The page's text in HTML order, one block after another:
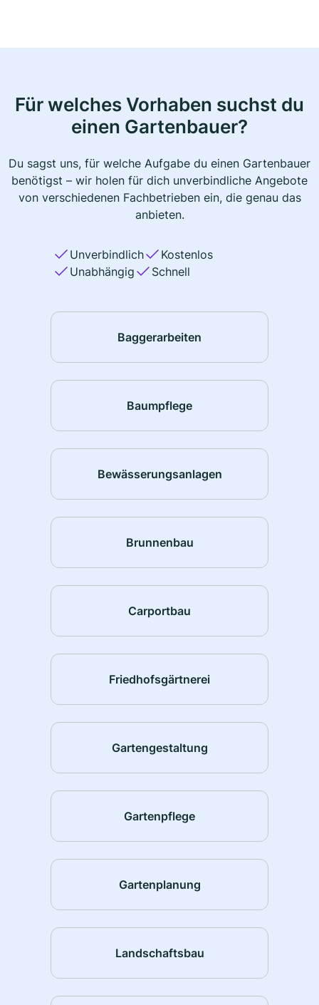
Für welches Vorhaben suchst du
einen Gartenbauer?
Du sagst uns, für welche Aufgabe du einen Gartenbauer
benötigst – wir holen für dich unverbindliche Angebote
von verschiedenen Fachbetrieben ein, die genau das
anbieten.
Unverbindlich
Kostenlos
Unabhängig
Schnell
Baggerarbeiten
Baumpflege
Bewässerungsanlagen
Brunnenbau
Carportbau
Friedhofsgärtnerei
Gartengestaltung
Gartenpflege
Gartenplanung
Landschaftsbau